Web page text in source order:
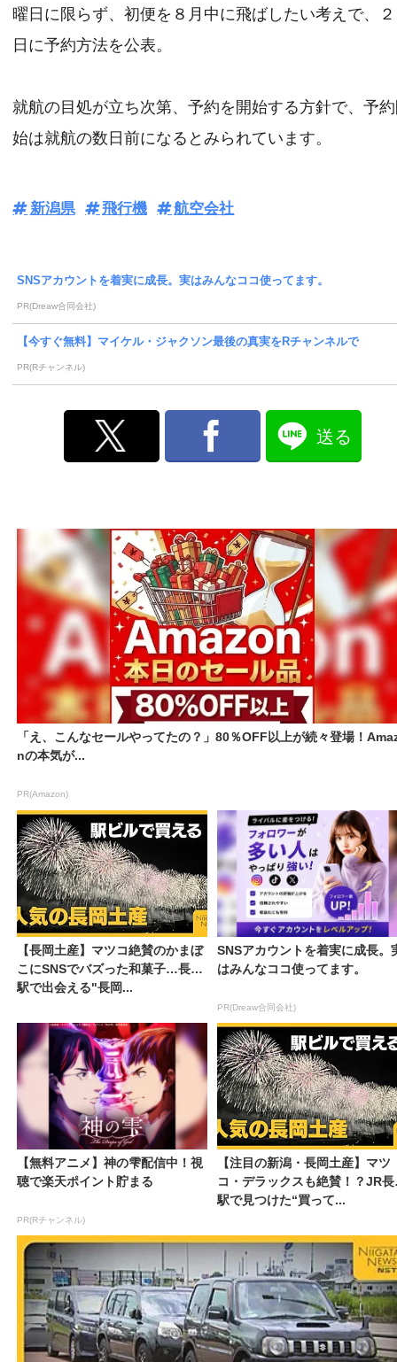
曜日に限らず、初便を８月中に飛ばしたい考えで、
日に予約方法を公表。
就航の目処が立ち次第、予約を開始する方針で、予
始は就航の数日前になるとみられています。
新潟県 飛行機 航空会社
SNSアカウントを着実に成長。実はみんなココ使ってます。
PR(Dreaw合同会社)
【今すぐ無料】マイケル・ジャクソン最後の真実をRチャンネルで
PR(Rチャンネル)
送る
「え、こんなセールやってたの？」80％OFF以上が続々登場！
nの本気が...
PR(Amazon)
【長岡土産】マツコ絶賛のかまぼ
こにSNSでバズった和菓子…長岡
駅で出会える"長岡...
SNSアカウントを着実に成長。
はみんなココ使ってます。
PR(Dreaw合同会社)
【無料アニメ】神の雫配信中！視
聴で楽天ポイント貯まる
PR(Rチャンネル)
【注目の新潟・長岡土産】マツ
コ・デラックスも絶賛！？JR長
駅で見つけた“買って...